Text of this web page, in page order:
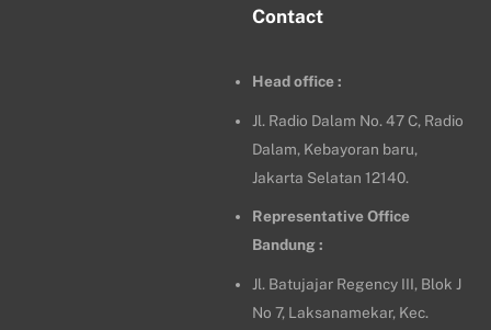
Contact
Head office :
Jl. Radio Dalam No. 47 C, Radio
Dalam, Kebayoran baru,
Jakarta Selatan 12140.
Representative Office
Bandung :
Jl. Batujajar Regency III, Blok J
No 7, Laksanamekar, Kec.